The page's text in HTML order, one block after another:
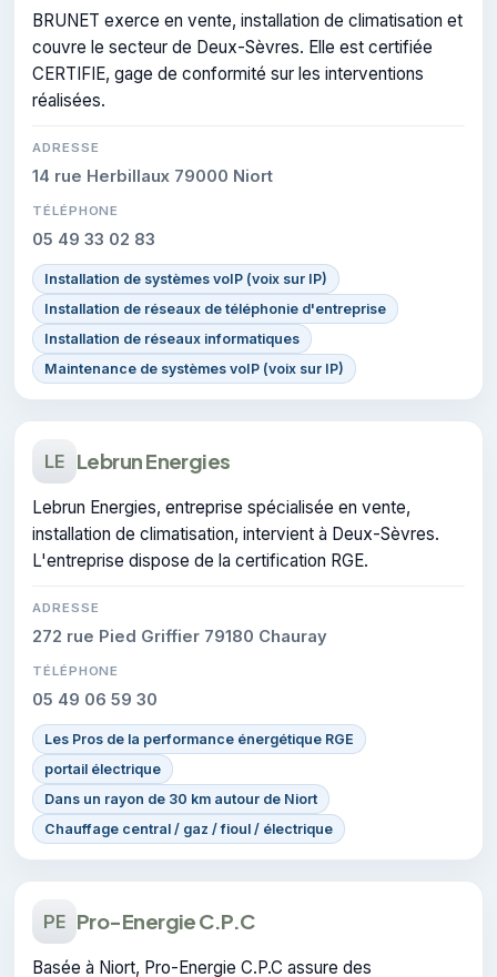
BRUNET exerce en vente, installation de climatisation et
couvre le secteur de Deux-Sèvres. Elle est certifiée
CERTIFIE, gage de conformité sur les interventions
réalisées.
ADRESSE
14 rue Herbillaux 79000 Niort
TÉLÉPHONE
05 49 33 02 83
Installation de systèmes voIP (voix sur IP)
Installation de réseaux de téléphonie d'entreprise
Installation de réseaux informatiques
Maintenance de systèmes voIP (voix sur IP)
LE Lebrun Energies
Lebrun Energies, entreprise spécialisée en vente,
installation de climatisation, intervient à Deux-Sèvres.
L'entreprise dispose de la certification RGE.
ADRESSE
272 rue Pied Griffier 79180 Chauray
TÉLÉPHONE
05 49 06 59 30
Les Pros de la performance énergétique RGE
portail électrique
Dans un rayon de 30 km autour de Niort
Chauffage central / gaz / fioul / électrique
PE Pro-Energie C.P.C
Basée à Niort, Pro-Energie C.P.C assure des